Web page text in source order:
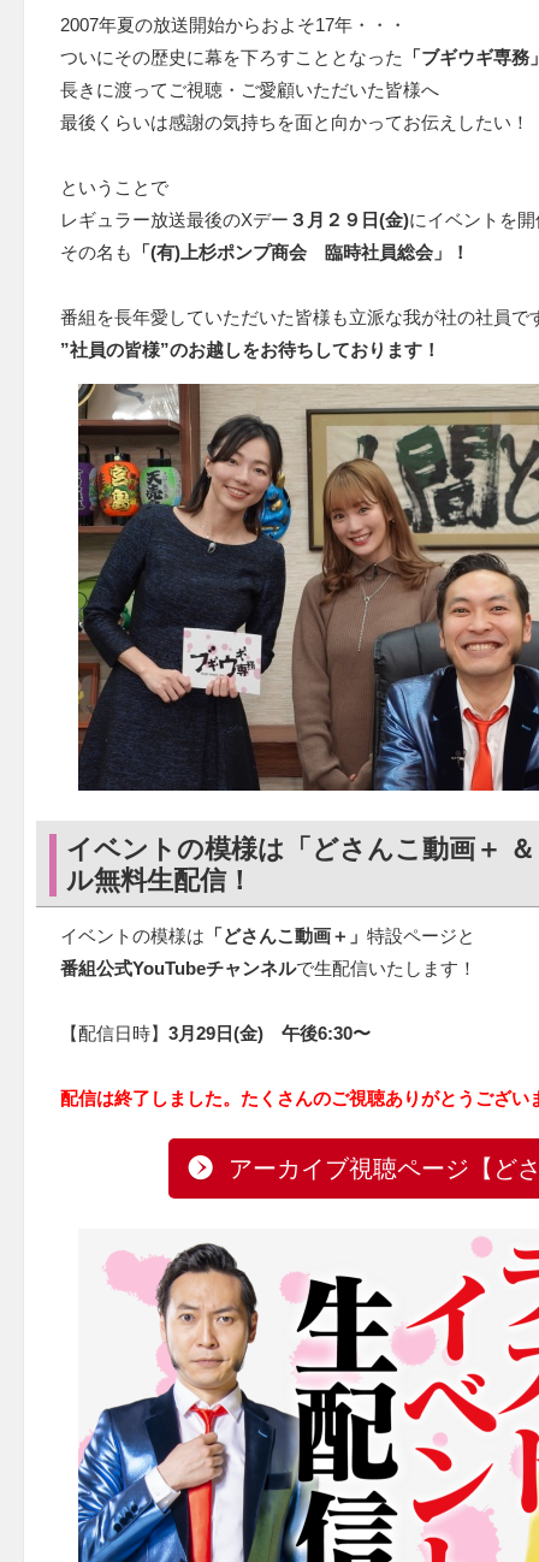
2007年夏の放送開始からおよそ17年・・・
ついにその歴史に幕を下ろすこととなった
「ブギウギ専務
長きに渡ってご視聴・ご愛顧いただいた皆様へ
最後くらいは感謝の気持ちを面と向かってお伝えしたい！
ということで
レギュラー放送最後のXデー ３月２９日(金)にイベントを
その名も
「(有)上杉ポンプ商会 臨時社員総会」！
番組を長年愛していただいた皆様も立派な我が社の社員で
”社員の皆様”のお越しをお待ちしております！
イベントの模様は「どさんこ動画＋
ル無料生配信！
イベントの模様は 「どさんこ動画＋」 特設ページと
番組公式YouTubeチャンネルで生配信いたします！
【配信日時】 3月29日(金) 午後6:30〜
配信は終了しました。たくさんのご視聴ありがとうござい
アーカイブ視聴ページ【ど